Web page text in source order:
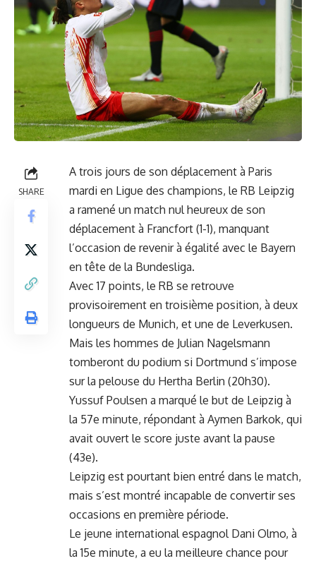
SHARE
A trois jours de son déplacement à Paris
mardi en Ligue des champions, le RB Leipzig
a ramené un match nul heureux de son
déplacement à Francfort (1-1), manquant
l’occasion de revenir à égalité avec le Bayern
en tête de la Bundesliga.
Avec 17 points, le RB se retrouve
provisoirement en troisième position, à deux
longueurs de Munich, et une de Leverkusen.
Mais les hommes de Julian Nagelsmann
tomberont du podium si Dortmund s’impose
sur la pelouse du Hertha Berlin (20h30).
Yussuf Poulsen a marqué le but de Leipzig à
la 57e minute, répondant à Aymen Barkok, qui
avait ouvert le score juste avant la pause
(43e).
Leipzig est pourtant bien entré dans le match,
mais s’est montré incapable de convertir ses
occasions en première période.
Le jeune international espagnol Dani Olmo, à
la 15e minute, a eu la meilleure chance pour